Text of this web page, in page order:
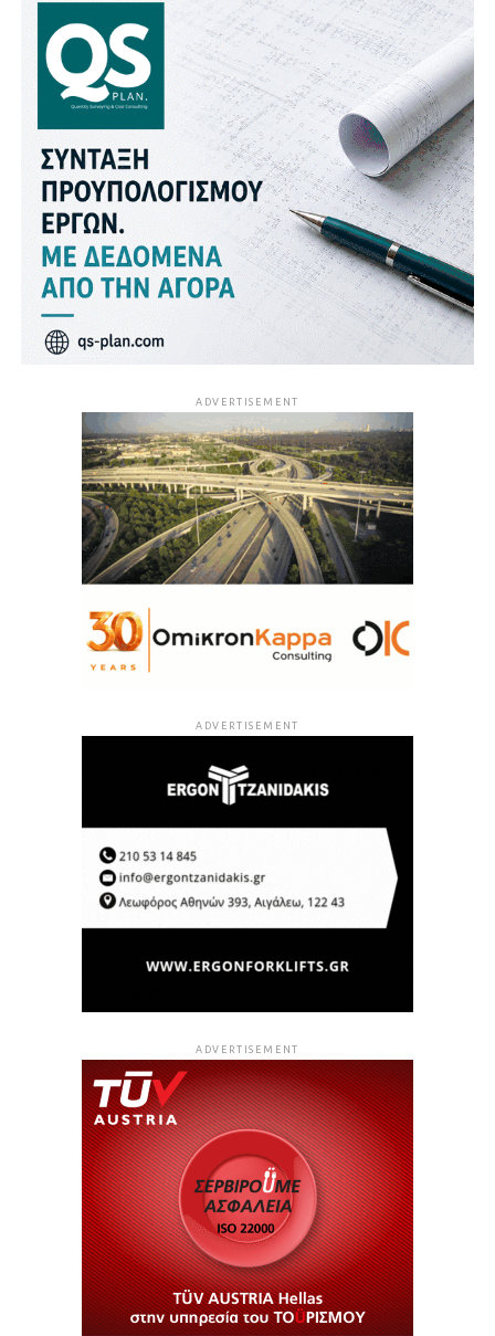
ADVERTISEMENT
ADVERTISEMENT
ADVERTISEMENT